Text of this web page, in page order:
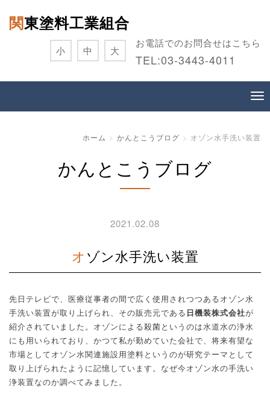
関東塗料工業組合
お電話でのお問合せはこちら
TEL:03-3443-4011
小 中 大
ホーム かんとこうブログ オゾン水手洗い装置
かんとこうブログ
2021.02.08
オゾン水手洗い装置
先日テレビで、医療従事者の間で広く使用されつつあるオゾン水
手洗い装置が取り上げられ、その販売元である 日機装株式会社が
紹介されていました。オゾンによる殺菌というのは水道水の浄水
にも用いられており、かつて私が勤めていた会社で、将来有望な
市場としてオゾン水関連施設用塗料というのが研究テーマとして
取り上げられたように記憶しています。なぜ今オゾン水の手洗い
浄装置なのか調べてみました。